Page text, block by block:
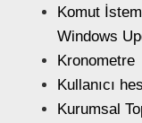
Komut
Windows
Kronometre
Kullanıcı
Kurumsal